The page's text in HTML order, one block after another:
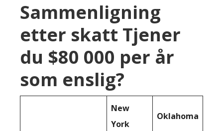
Sammenligning
etter skatt Tjener
du $80 000 per år
som enslig?
New
York
Oklahoma